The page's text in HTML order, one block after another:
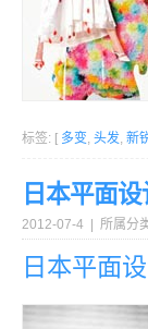
标签: [ 多变, 头发, 新
日本平面
2012-07-4 | 所属分
日本平面